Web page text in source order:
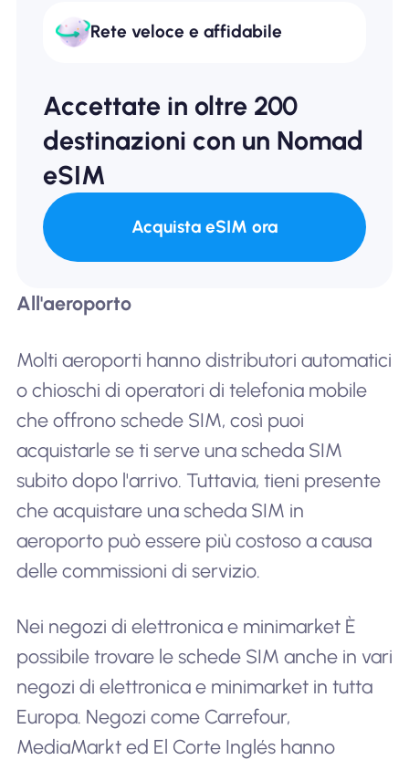
Rete veloce e affidabile
Accettate in oltre 200
destinazioni con un Nomad
eSIM
Acquista eSIM ora
All'aeroporto
Molti aeroporti hanno distributori automatici
o chioschi di operatori di telefonia mobile
che offrono schede SIM, così puoi
acquistarle se ti serve una scheda SIM
subito dopo l'arrivo. Tuttavia, tieni presente
che acquistare una scheda SIM in
aeroporto può essere più costoso a causa
delle commissioni di servizio.
Nei negozi di elettronica e minimarket È
possibile trovare le schede SIM anche in vari
negozi di elettronica e minimarket in tutta
Europa. Negozi come Carrefour,
MediaMarkt ed El Corte Inglés hanno